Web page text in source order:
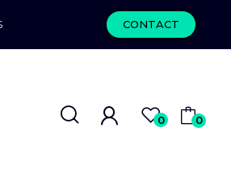
CONTACT
0 0